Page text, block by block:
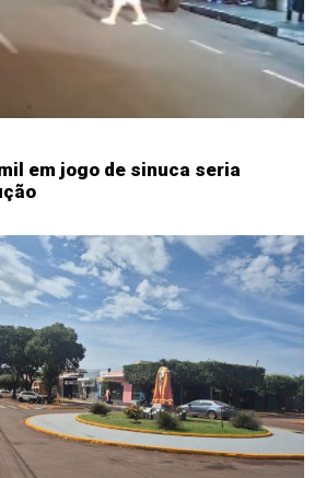
em jogo de sinuca seria